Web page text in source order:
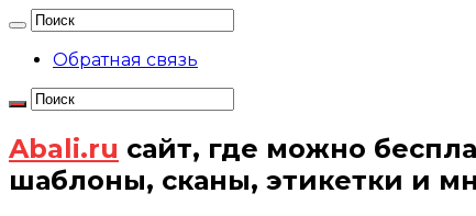
Обратная связь
Abali.ru сайт, где можно
шаблоны, сканы, этикетки и